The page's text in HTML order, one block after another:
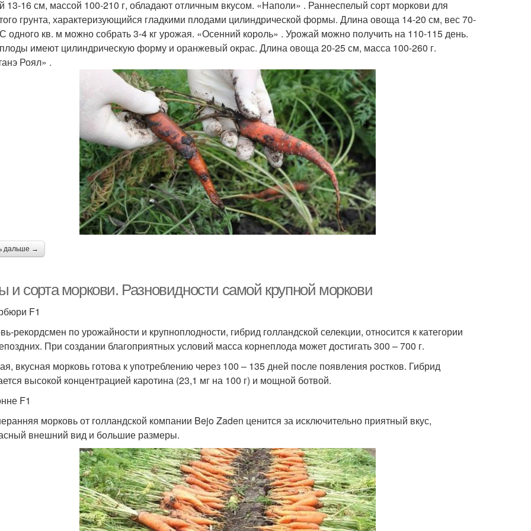
13-16 см, массой 100-210 г, обладают отличным вкусом. «Наполи» . Раннеспелый сорт моркови для
грунта, характеризующийся гладкими плодами цилиндрической формы. Длина овоща 14-20 см, вес 70-
одного кв. м можно собрать 3-4 кг урожая. «Осенний король» . Урожай можно получить на 110-115 день.
имеют цилиндрическую форму и оранжевый окрас. Длина овоща 20-25 см, масса 100-260 г.
Роял» .
дальше →
и сорта моркови. Разновидности самой крупной моркови
F1
рекордсмен по урожайности и крупноплодности, гибрид голландской селекции, относится к категории
При создании благоприятных условий масса корнеплода может достигать 300 – 700 г.
вкусная морковь готова к употреблению через 100 – 135 дней после появления ростков. Гибрид
высокой концентрацией каротина (23,1 мг на 100 г) и мощной ботвой.
F1
морковь от голландской компании Bejo Zaden ценится за исключительно приятный вкус,
внешний вид и большие размеры.